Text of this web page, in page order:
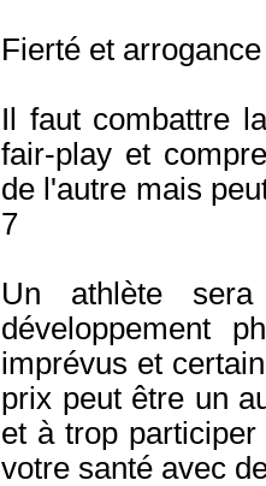
Fierté et arrogance
Il faut combattre
fair-play et
de l'autre mais
7
Un athlète
développement
imprévus et
prix peut être un
et à trop
votre santé avec